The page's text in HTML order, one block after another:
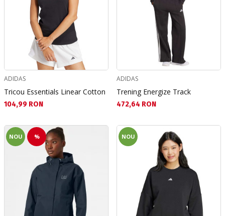
ADIDAS
Tricou Essentials Linear Cotton
Текуща цена:
104,99 RON
ADIDAS
Trening Energize Track
Текуща цена:
472,64 RON
NOU % NOU